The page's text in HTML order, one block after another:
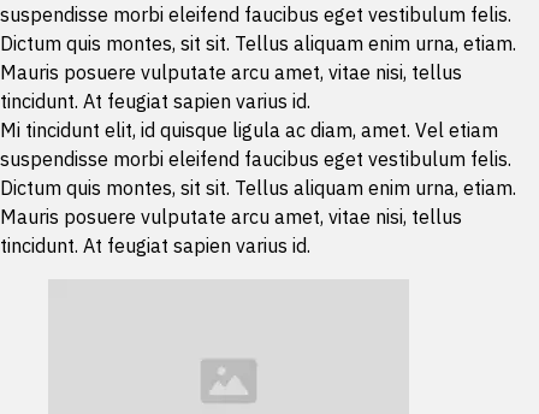
suspendisse morbi eleifend faucibus eget vestibulum felis.
Dictum quis montes, sit sit. Tellus aliquam enim urna, etiam.
Mauris posuere vulputate arcu amet, vitae nisi, tellus
tincidunt. At feugiat sapien varius id.
Mi tincidunt elit, id quisque ligula ac diam, amet. Vel etiam
suspendisse morbi eleifend faucibus eget vestibulum felis.
Dictum quis montes, sit sit. Tellus aliquam enim urna, etiam.
Mauris posuere vulputate arcu amet, vitae nisi, tellus
tincidunt. At feugiat sapien varius id.